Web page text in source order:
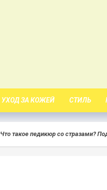
УХОД ЗА КОЖЕЙ СТИЛЬ
Что такое педикюр со стразами?